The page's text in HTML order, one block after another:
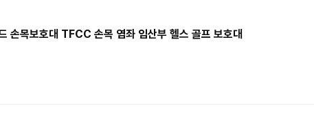
손목보호대 TFCC 손목 염좌 임산부 헬스 골프 보호대